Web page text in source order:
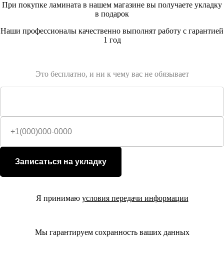
При покупке ламината в нашем магазине вы получаете укладку
в подарок
Наши профессионалы качественно выполнят работу с гарантией
1 год
Это бесплатно, и ни к чему вас не обязывает
Записаться на укладку
Я принимаю условия передачи информации
Мы гарантируем сохранность ваших данных